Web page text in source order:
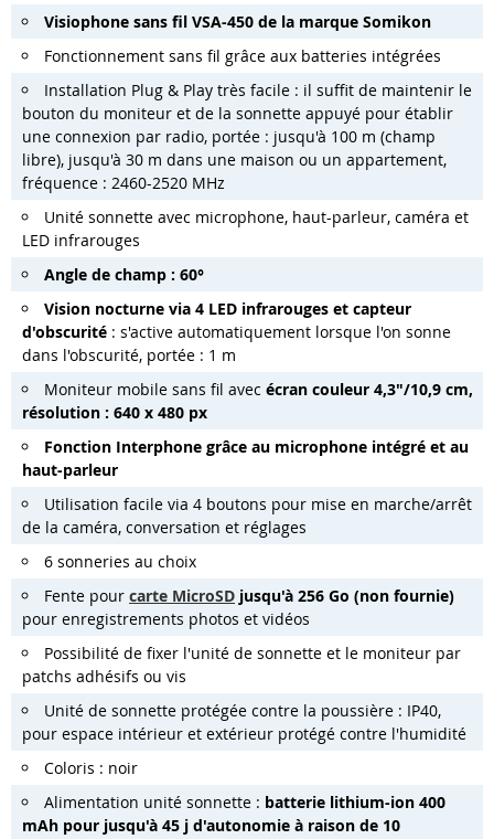
Visiophone sans fil VSA-450 de la marque Somikon
Fonctionnement sans fil grâce aux batteries intégrées
Installation Plug & Play très facile : il suffit de maintenir le
bouton du moniteur et de la sonnette appuyé pour établir
une connexion par radio, portée : jusqu'à 100 m (champ
libre), jusqu'à 30 m dans une maison ou un appartement,
fréquence : 2460-2520 MHz
Unité sonnette avec microphone, haut-parleur, caméra et
LED infrarouges
Angle de champ : 60°
Vision nocturne via 4 LED infrarouges et capteur
d'obscurité : s'active automatiquement lorsque l'on sonne
dans l'obscurité, portée : 1 m
Moniteur mobile sans fil avec écran couleur 4,3"/10,9 cm,
résolution : 640 x 480 px
Fonction Interphone grâce au microphone intégré et au
haut-parleur
Utilisation facile via 4 boutons pour mise en marche/arrêt
de la caméra, conversation et réglages
6 sonneries au choix
Fente pour carte MicroSD jusqu'à 256 Go (non fournie)
pour enregistrements photos et vidéos
Possibilité de fixer l'unité de sonnette et le moniteur par
patchs adhésifs ou vis
Unité de sonnette protégée contre la poussière : IP40,
pour espace intérieur et extérieur protégé contre l'humidité
Coloris : noir
Alimentation unité sonnette : batterie lithium-ion 400
mAh pour jusqu'à 45 j d'autonomie à raison de 10